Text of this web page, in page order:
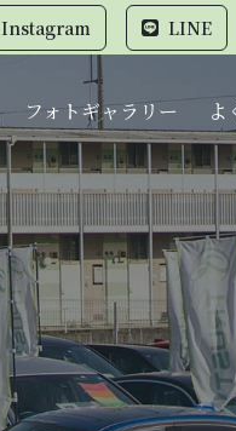
Instagram LINE
フォトギャラリー よ